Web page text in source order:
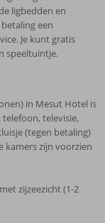
ligbedden en
een
Je kunt gratis
speeltuintje.
in Mesut Hotel is
televisie,
(tegen betaling)
kamers zijn voorzien
zijzeezicht (1-2